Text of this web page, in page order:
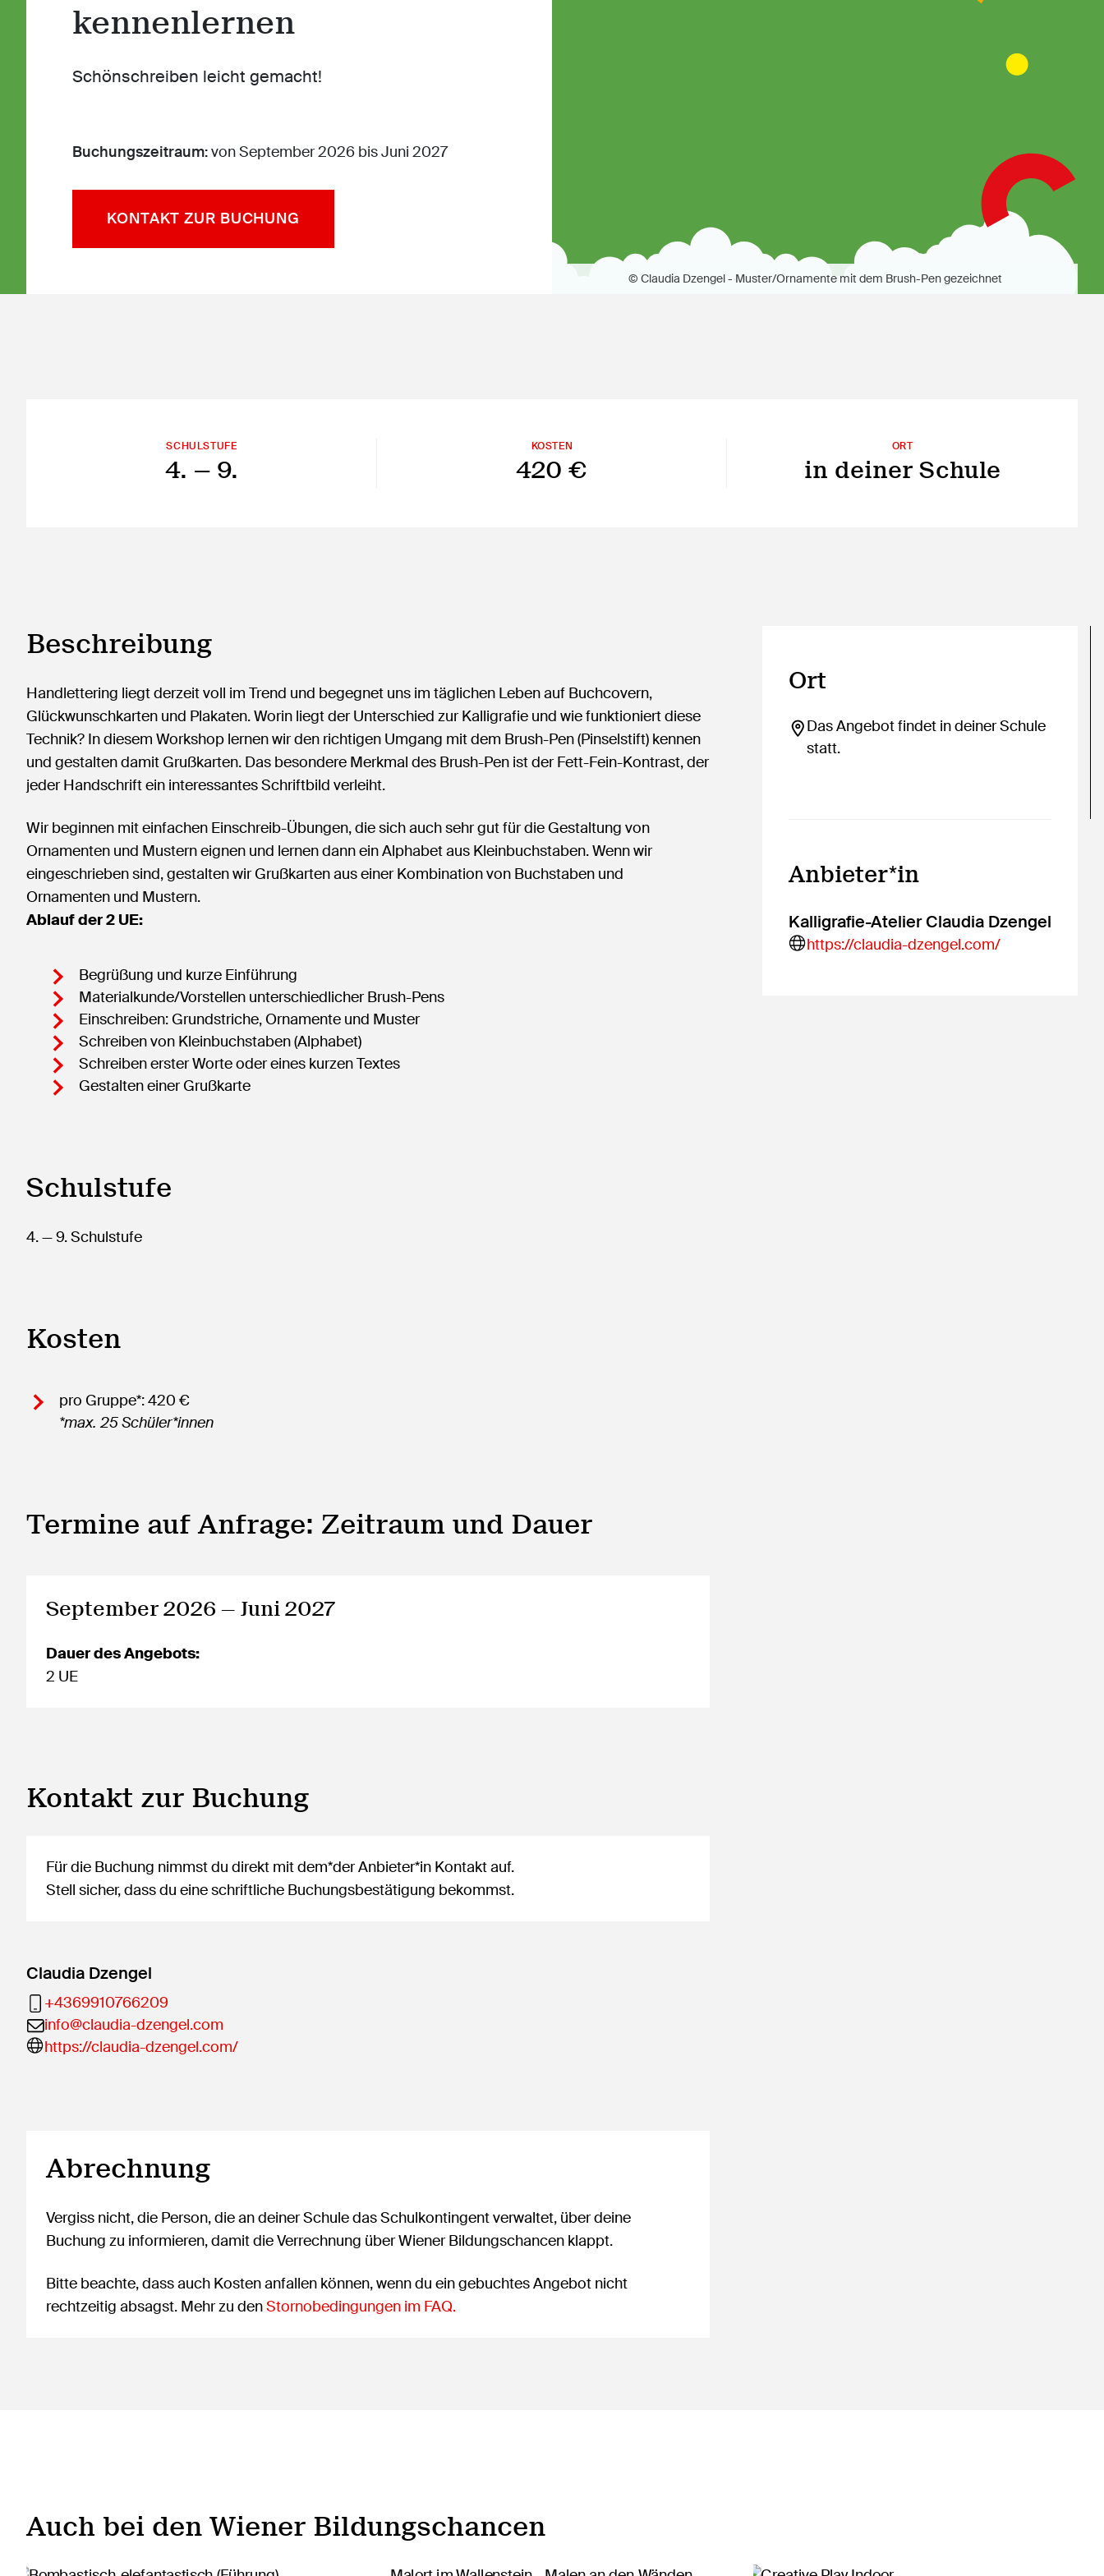
kennenlernen
Schönschreiben leicht gemacht!
Buchungszeitraum:von September 2026 bis Juni 2027
KONTAKT ZUR BUCHUNG
© Claudia Dzengel - Muster/Ornamente mit dem Brush-Pen gezeichnet
SCHULSTUFE
4. — 9.
KOSTEN
420 €
ORT
in deiner Schule
Beschreibung
Handlettering liegt derzeit voll im Trend und begegnet uns im täglichen Leben auf Buchcovern,
Glückwunschkarten und Plakaten. Worin liegt der Unterschied zur Kalligrafie und wie funktioniert diese
Technik? In diesem Workshop lernen wir den richtigen Umgang mit dem Brush-Pen (Pinselstift) kennen
und gestalten damit Grußkarten. Das besondere Merkmal des Brush-Pen ist der Fett-Fein-Kontrast, der
jeder Handschrift ein interessantes Schriftbild verleiht.
Wir beginnen mit einfachen Einschreib-Übungen, die sich auch sehr gut für die Gestaltung von
Ornamenten und Mustern eignen und lernen dann ein Alphabet aus Kleinbuchstaben. Wenn wir
eingeschrieben sind, gestalten wir Grußkarten aus einer Kombination von Buchstaben und
Ornamenten und Mustern.
Ablauf der 2 UE:
Begrüßung und kurze Einführung
Materialkunde/Vorstellen unterschiedlicher Brush-Pens
Einschreiben: Grundstriche, Ornamente und Muster
Schreiben von Kleinbuchstaben (Alphabet)
Schreiben erster Worte oder eines kurzen Textes
Gestalten einer Grußkarte
Schulstufe
4.— 9.Schulstufe
Kosten
pro Gruppe*: 420 €
*max. 25 Schüler*innen
Termine auf Anfrage: Zeitraum und Dauer
September 2026 — Juni 2027
Dauer des Angebots:
2 UE
Kontakt zur Buchung
Für die Buchung nimmst du direkt mit dem*der Anbieter*in Kontakt auf.
Stell sicher, dass du eine schriftliche Buchungsbestätigung bekommst.
Claudia Dzengel
+4369910766209
info@claudia-dzengel.com
https://claudia-dzengel.com/
Ort
Das Angebot findet in deiner Schule
statt.
Anbieter*in
Kalligrafie-Atelier Claudia Dzengel
https://claudia-dzengel.com/
Abrechnung
Vergiss nicht, die Person, die an deiner Schule das Schulkontingent verwaltet, über deine
Buchung zu informieren, damit die Verrechnung über Wiener Bildungschancen klappt.
Bitte beachte, dass auch Kosten anfallen können, wenn du ein gebuchtes Angebot nicht
rechtzeitig absagst. Mehr zu denStornobedingungen im FAQ.
Auch bei den Wiener Bildungschancen